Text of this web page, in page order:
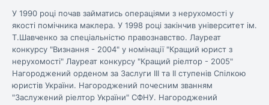
У 1990 році почав займатись операціями з нерухомості у
якості помічника маклера. У 1998 році закінчив університет ім.
Т.Шавченко за спеціальністю правознавство. Лауреат
конкурсу "Визнання - 2004" у номінації "Кращий юрист з
нерухомості" Лауреат конкурсу "Кращий ріелтор - 2005"
Нагороджений орденом за Заслуги III та II ступенів Спілкою
юристів України. Нагороджений почесним званням
"Заслужений ріелтор України" СФНУ. Нагороджений